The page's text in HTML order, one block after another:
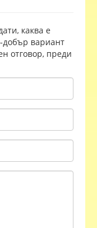
каква е
добър вариант
отговор, преди